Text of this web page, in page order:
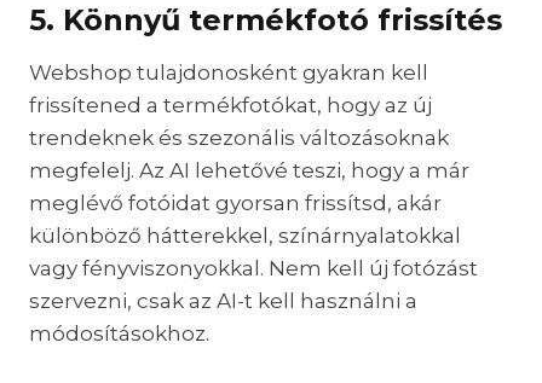
5. Könnyű termékfotó frissítés
Webshop tulajdonosként gyakran kell
frissítened a termékfotókat, hogy az új
trendeknek és szezonális változásoknak
megfelelj. Az AI lehetővé teszi, hogy a már
meglévő fotóidat gyorsan frissítsd, akár
különböző hátterekkel, színárnyalatokkal
vagy fényviszonyokkal. Nem kell új fotózást
szervezni, csak az AI-t kell használni a
módosításokhoz.